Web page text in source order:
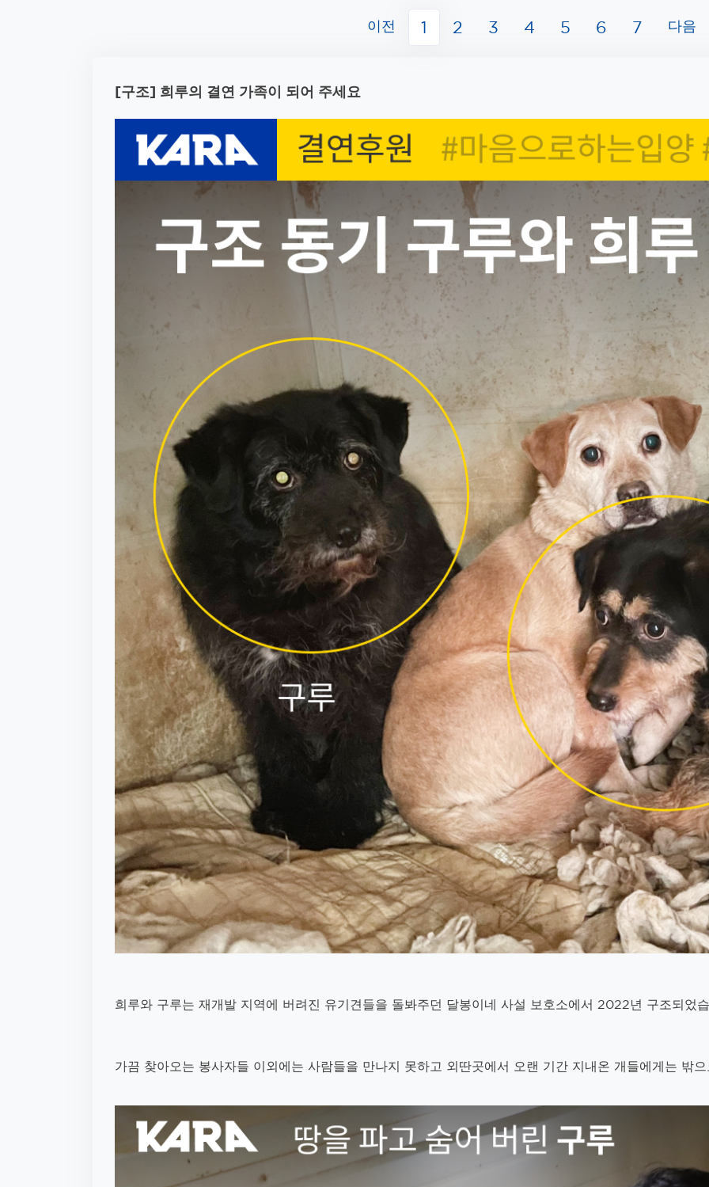
이전 1 2 3 4 5 6 7 다음
[구조] 희루의 결연 가족이 되어 주세요
희루와 구루는 재개발 지역에 버려진 유기견들을 돌봐주던 달봉이네 사설 보호소에서 2022년 구조되었습
가끔 찾아오는 봉사자들 이외에는 사람들을 만나지 못하고 외딴곳에서 오랜 기간 지내온 개들에게는 밖